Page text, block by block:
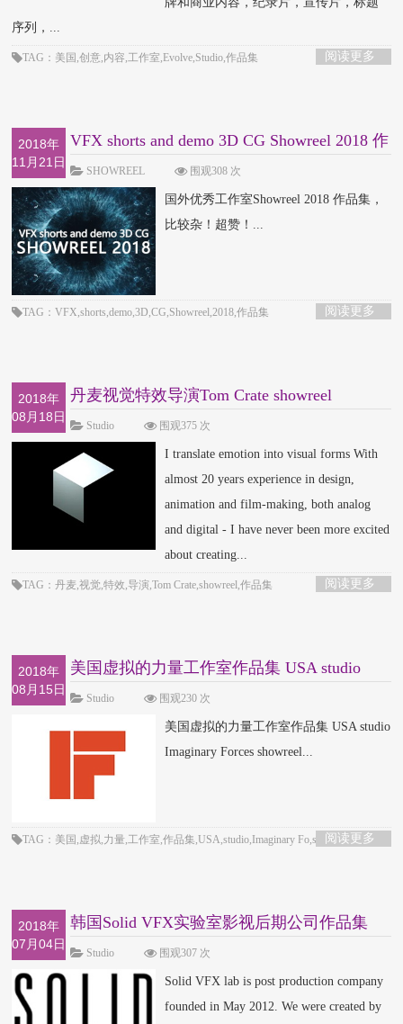
序列，...
阅读更多
TAG：美国,创意,内容,工作室,Evolve,Studio,作品集
2018年
11月21日
VFX shorts and demo 3D CG Showreel 2018 作
品集SHOWREEL 围观308 次
国外优秀工作室Showreel 2018 作品集，
比较杂！超赞！...
阅读更多
TAG：VFX,shorts,demo,3D,CG,Showreel,2018,作品集
2018年
08月18日
丹麦视觉特效导演Tom Crate showreel
Studio 围观375 次
I translate emotion into visual forms With
almost 20 years experience in design,
animation and film-making, both analog
and digital - I have never been more excited
about creating...
阅读更多
TAG：丹麦,视觉,特效,导演,Tom Crate,showreel,作品集
2018年
08月15日
美国虚拟的力量工作室作品集 USA studio
Imaginary
Studio 围观230 次
美国虚拟的力量工作室作品集 USA studio
Imaginary Forces showreel...
阅读更多
TAG：美国,虚拟,力量,工作室,作品集,USA,studio,Imaginary Fo,showreel
2018年
07月04日
韩国Solid VFX实验室影视后期公司作品集
Studio 围观307 次
Solid VFX lab is post production company
founded in May 2012. We were created by